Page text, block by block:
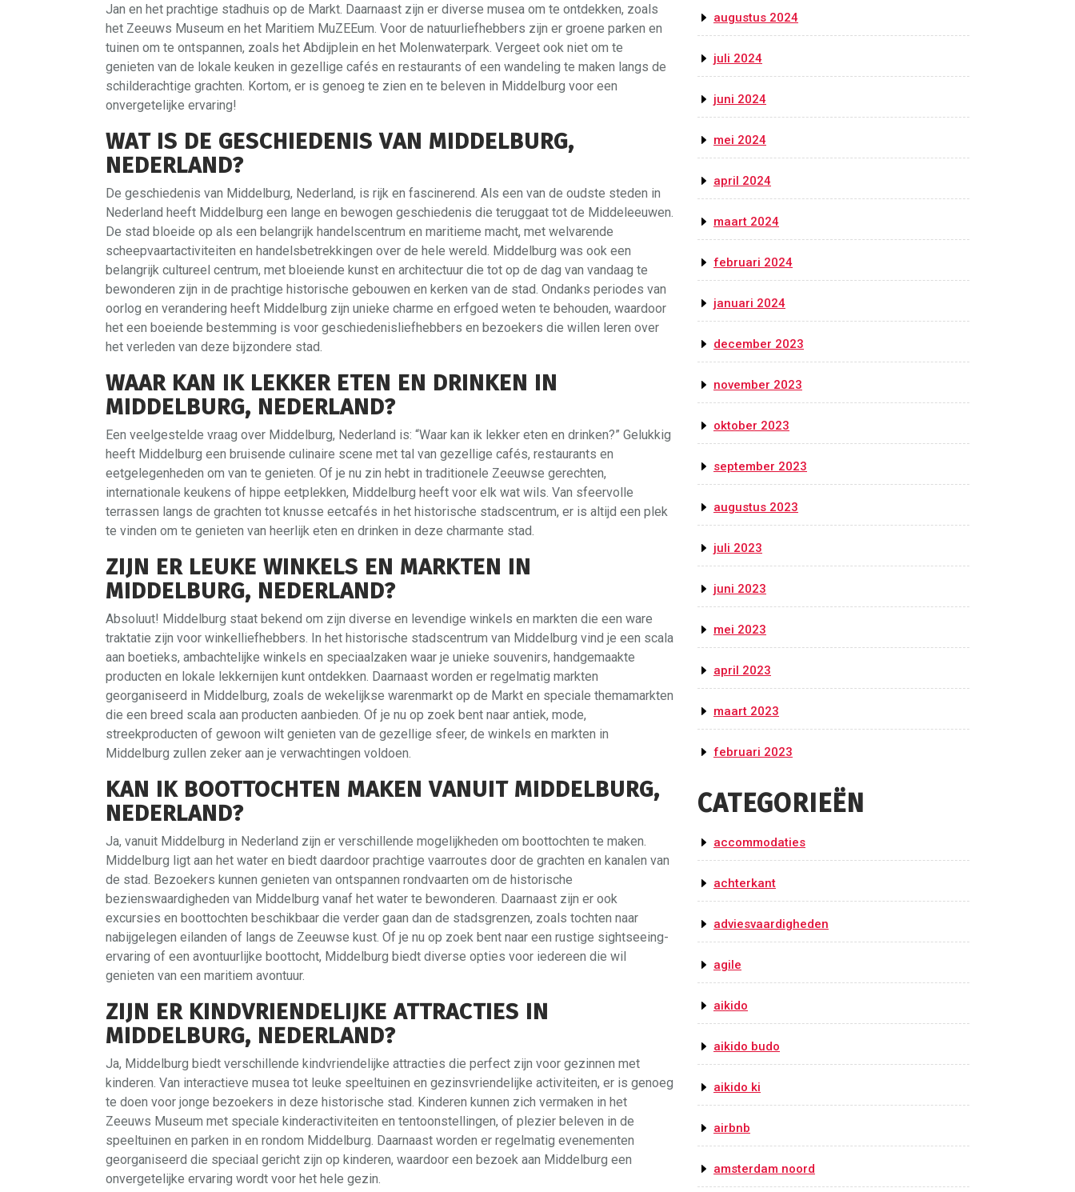
Jan en het prachtige stadhuis op de Markt. Daarnaast zijn er diverse musea om te ontdekken, zoals
het Zeeuws Museum en het Maritiem MuZEEum. Voor de natuurliefhebbers zijn er groene parken en
tuinen om te ontspannen, zoals het Abdijplein en het Molenwaterpark. Vergeet ook niet om te
genieten van de lokale keuken in gezellige cafés en restaurants of een wandeling te maken langs de
schilderachtige grachten. Kortom, er is genoeg te zien en te beleven in Middelburg voor een
onvergetelijke ervaring!
WAT IS DE GESCHIEDENIS VAN MIDDELBURG,
NEDERLAND?
De geschiedenis van Middelburg, Nederland, is rijk en fascinerend. Als een van de oudste steden in
Nederland heeft Middelburg een lange en bewogen geschiedenis die teruggaat tot de Middeleeuwen.
De stad bloeide op als een belangrijk handelscentrum en maritieme macht, met welvarende
scheepvaartactiviteiten en handelsbetrekkingen over de hele wereld. Middelburg was ook een
belangrijk cultureel centrum, met bloeiende kunst en architectuur die tot op de dag van vandaag te
bewonderen zijn in de prachtige historische gebouwen en kerken van de stad. Ondanks periodes van
oorlog en verandering heeft Middelburg zijn unieke charme en erfgoed weten te behouden, waardoor
het een boeiende bestemming is voor geschiedenisliefhebbers en bezoekers die willen leren over
het verleden van deze bijzondere stad.
WAAR KAN IK LEKKER ETEN EN DRINKEN IN
MIDDELBURG, NEDERLAND?
Een veelgestelde vraag over Middelburg, Nederland is: “Waar kan ik lekker eten en drinken?” Gelukkig
heeft Middelburg een bruisende culinaire scene met tal van gezellige cafés, restaurants en
eetgelegenheden om van te genieten. Of je nu zin hebt in traditionele Zeeuwse gerechten,
internationale keukens of hippe eetplekken, Middelburg heeft voor elk wat wils. Van sfeervolle
terrassen langs de grachten tot knusse eetcafés in het historische stadscentrum, er is altijd een plek
te vinden om te genieten van heerlijk eten en drinken in deze charmante stad.
ZIJN ER LEUKE WINKELS EN MARKTEN IN
MIDDELBURG, NEDERLAND?
Absoluut! Middelburg staat bekend om zijn diverse en levendige winkels en markten die een ware
traktatie zijn voor winkelliefhebbers. In het historische stadscentrum van Middelburg vind je een scala
aan boetieks, ambachtelijke winkels en speciaalzaken waar je unieke souvenirs, handgemaakte
producten en lokale lekkernijen kunt ontdekken. Daarnaast worden er regelmatig markten
georganiseerd in Middelburg, zoals de wekelijkse warenmarkt op de Markt en speciale themamarkten
die een breed scala aan producten aanbieden. Of je nu op zoek bent naar antiek, mode,
streekproducten of gewoon wilt genieten van de gezellige sfeer, de winkels en markten in
Middelburg zullen zeker aan je verwachtingen voldoen.
KAN IK BOOTTOCHTEN MAKEN VANUIT MIDDELBURG,
NEDERLAND?
Ja, vanuit Middelburg in Nederland zijn er verschillende mogelijkheden om boottochten te maken.
Middelburg ligt aan het water en biedt daardoor prachtige vaarroutes door de grachten en kanalen van
de stad. Bezoekers kunnen genieten van ontspannen rondvaarten om de historische
bezienswaardigheden van Middelburg vanaf het water te bewonderen. Daarnaast zijn er ook
excursies en boottochten beschikbaar die verder gaan dan de stadsgrenzen, zoals tochten naar
nabijgelegen eilanden of langs de Zeeuwse kust. Of je nu op zoek bent naar een rustige sightseeing-
ervaring of een avontuurlijke boottocht, Middelburg biedt diverse opties voor iedereen die wil
genieten van een maritiem avontuur.
ZIJN ER KINDVRIENDELIJKE ATTRACTIES IN
MIDDELBURG, NEDERLAND?
Ja, Middelburg biedt verschillende kindvriendelijke attracties die perfect zijn voor gezinnen met
kinderen. Van interactieve musea tot leuke speeltuinen en gezinsvriendelijke activiteiten, er is genoeg
te doen voor jonge bezoekers in deze historische stad. Kinderen kunnen zich vermaken in het
Zeeuws Museum met speciale kinderactiviteiten en tentoonstellingen, of plezier beleven in de
speeltuinen en parken in en rondom Middelburg. Daarnaast worden er regelmatig evenementen
georganiseerd die speciaal gericht zijn op kinderen, waardoor een bezoek aan Middelburg een
onvergetelijke ervaring wordt voor het hele gezin.
augustus 2024
juli 2024
juni 2024
mei 2024
april 2024
maart 2024
februari 2024
januari 2024
december 2023
november 2023
oktober 2023
september 2023
augustus 2023
juli 2023
juni 2023
mei 2023
april 2023
maart 2023
februari 2023
CATEGORIEËN
accommodaties
achterkant
adviesvaardigheden
agile
aikido
aikido budo
aikido ki
airbnb
amsterdam noord